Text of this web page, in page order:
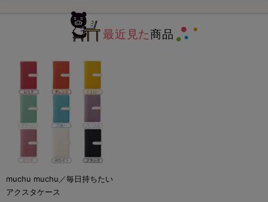
最近見た商品
muchu muchu／毎日持ちたい
アクスタケース